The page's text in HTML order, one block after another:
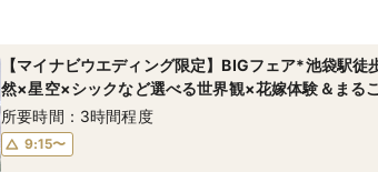
【マイナビウエディング限定】BIGフェア*池袋駅
然×星空×シックなど選べる世界観×花嫁体験＆まる
所要時間：3時間程度
9:15〜